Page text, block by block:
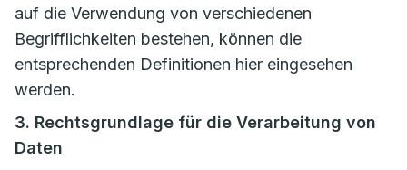
auf die Verwendung von verschiedenen
Begrifflichkeiten bestehen, können die
entsprechenden Definitionen hier eingesehen
werden.
3. Rechtsgrundlage für die Verarbeitung von
Daten